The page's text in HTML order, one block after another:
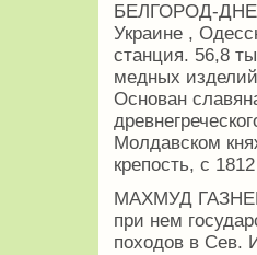
БЕЛГОРОД-
Украине ,
станция. 56,8
медных
Основан
Молдавском
крепость, с
МАХМУД
при нем
походов в Сев.